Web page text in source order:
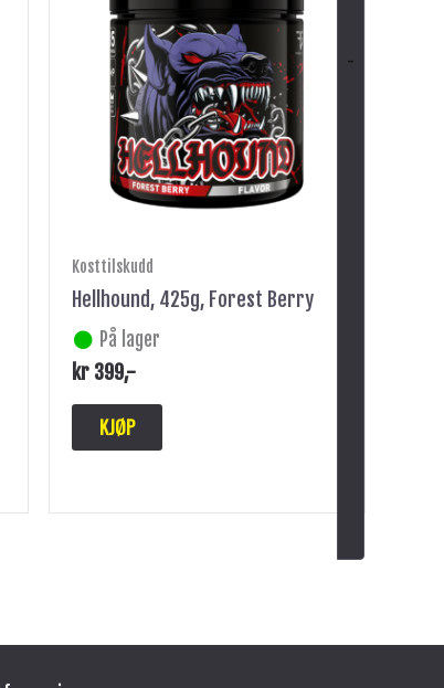
-
Kosttilskudd
Hellhound, 425g, Forest Berry
På lager
kr 399,-
KJØP